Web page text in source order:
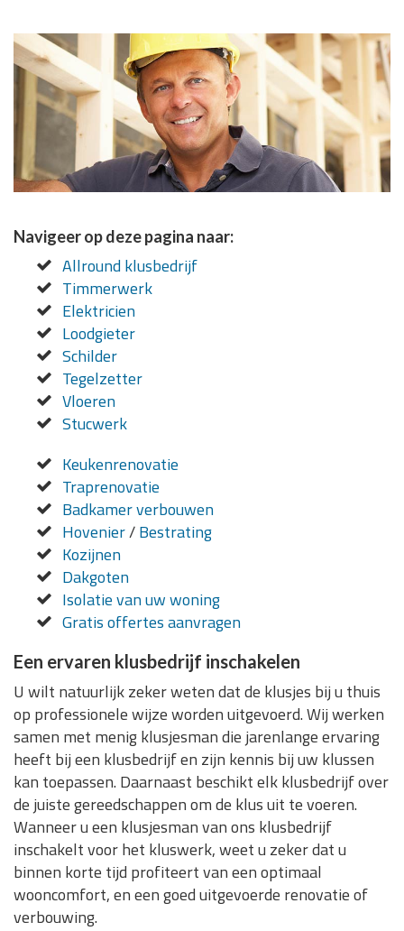
Navigeer op deze pagina naar:
Allround klusbedrijf
Timmerwerk
Elektricien
Loodgieter
Schilder
Tegelzetter
Vloeren
Stucwerk
Keukenrenovatie
Traprenovatie
Badkamer verbouwen
Hovenier/Bestrating
Kozijnen
Dakgoten
Isolatie van uw woning
Gratis offertes aanvragen
Een ervaren klusbedrijf inschakelen
U wilt natuurlijk zeker weten dat de klusjes bij u thuis
op professionele wijze worden uitgevoerd. Wij werken
samen met menig klusjesman die jarenlange ervaring
heeft bij een klusbedrijf en zijn kennis bij uw klussen
kan toepassen. Daarnaast beschikt elk klusbedrijf over
de juiste gereedschappen om de klus uit te voeren.
Wanneer u een klusjesman van ons klusbedrijf
inschakelt voor het kluswerk, weet u zeker dat u
binnen korte tijd profiteert van een optimaal
wooncomfort, en een goed uitgevoerde renovatie of
verbouwing.